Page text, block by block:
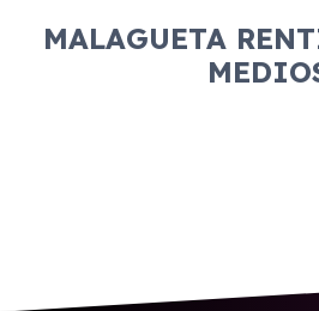
MALAGUETA